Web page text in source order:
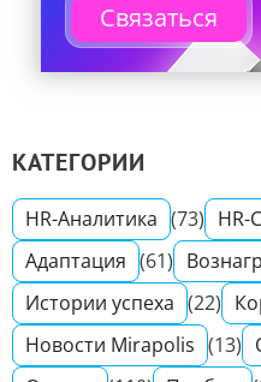
Связаться
КАТЕГОРИИ
HR-Аналитика (73) HR-
Адаптация (61)
Истории успеха (22)
Новости Mirapolis (13)